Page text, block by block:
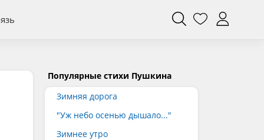
Популярные стихи Пушкина
Зимняя дорога
"Уж небо осенью дышало..."
Зимнее утро